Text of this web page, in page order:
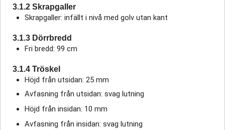
3.1.2 Skrapgaller
Skrapgaller: infällt i nivå med golv utan kant
3.1.3 Dörrbredd
Fri bredd: 99 cm
3.1.4 Tröskel
Höjd från utsidan: 25 mm
Avfasning från utsidan: svag lutning
Höjd från insidan: 10 mm
Avfasning från insidan: svag lutning